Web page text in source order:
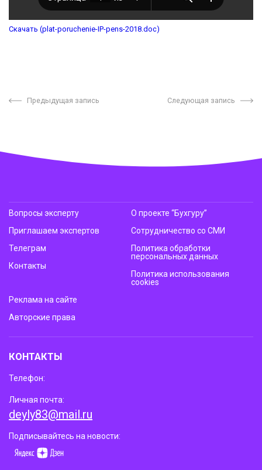
Скачать (plat-poruchenie-IP-pens-2018.doc)
Предыдущая запись Следующая запись
Вопросы эксперту
Приглашаем экспертов
Телеграм
Контакты
О проекте “Бухгуру”
Сотрудничество со СМИ
Политика обработки
персональных данных
Политика использования
cookies
Реклама на сайте
Авторские права
КОНТАКТЫ
Телефон:
Личная почта:
deyly83@mail.ru
Подписывайтесь на новости: